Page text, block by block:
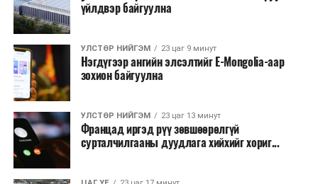
хөнгөлөлттэй зээл олгох, цахилгааны хөнгөлөлт
үзүүлэхийг салбарын сайд нарт үүрэг болголоо.
үйлдвэр байгуулна
УЛСТӨР НИЙГЭМ 23 цаг 9 минут
Нэгдүгээр ангийн элсэлтийг E-Mongolia-аар
зохион байгуулна
УЛСТӨР НИЙГЭМ 23 цаг 13 минут
Францад иргэд рүү зөвшөөрөлгүй
сурталчилгааны дуудлага хийхийг хориг...